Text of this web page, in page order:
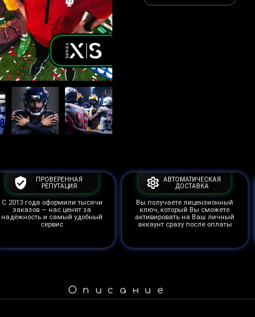
ПРОВЕРЕННАЯ
РЕПУТАЦИЯ
С 2013 года оформили тысячи
заказов — нас ценят за
надёжность и самый удобный
сервис
АВТОМАТИЧЕСКАЯ
ДОСТАВКА
Вы получаете лицензионный
ключ, который Вы сможете
активировать на Ваш личный
аккаунт сразу после оплаты
Описание